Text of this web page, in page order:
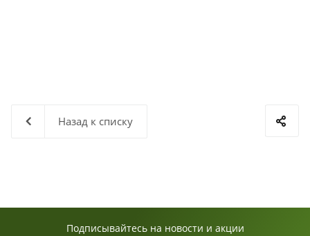
Назад к списку
Подписывайтесь на новости и акции